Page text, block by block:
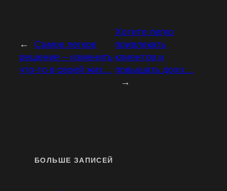
←
Самое легкое
решение – изменить
что-то в своей жиз…
Хотите легко
привлекать
клиентов и
повышать дохо…
→
БОЛЬШЕ ЗАПИСЕЙ